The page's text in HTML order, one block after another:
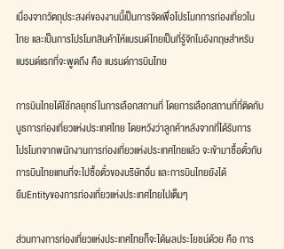
เนื่องจากวัตถุประสงค์ของงานนี้เป็นการจัดเพื่อโปรโมทการท่องเที่ยวใน
ไทย และเป็นการโปรโมทสินค้าให้แบรนด์ไทยเป็นที่รู้จักในอังกฤษสำหรับ
แบรนด์แรกที่จะพูดถึง คือ แบรนด์การบินไทย
การบินไทยได้ใช้กลยุทธ์ในการเลือกสถานที่ โดยการเลือกสถานที่ที่ติดกับ
บูธการท่องเที่ยวแห่งประเทศไทย โดยหวังว่าลูกค้าหลังจากที่ได้รับการ
โปรโมทจากพนักงานการท่องเที่ยวแห่งประเทศไทยแล้ว จะเข้ามาซื้อตั๋วกับ
การบินไทยแทนที่จะไปซื้อตั๋วของบริษัทอื่น และการบินไทยยังได้
ยืมEntityของการท่องเที่ยวแห่งประเทศไทยไปเต็มๆ
ส่วนทางการท่องเที่ยวแห่งประเทศไทยก็จะได้ผลประโยชน์ด้วย คือ การ